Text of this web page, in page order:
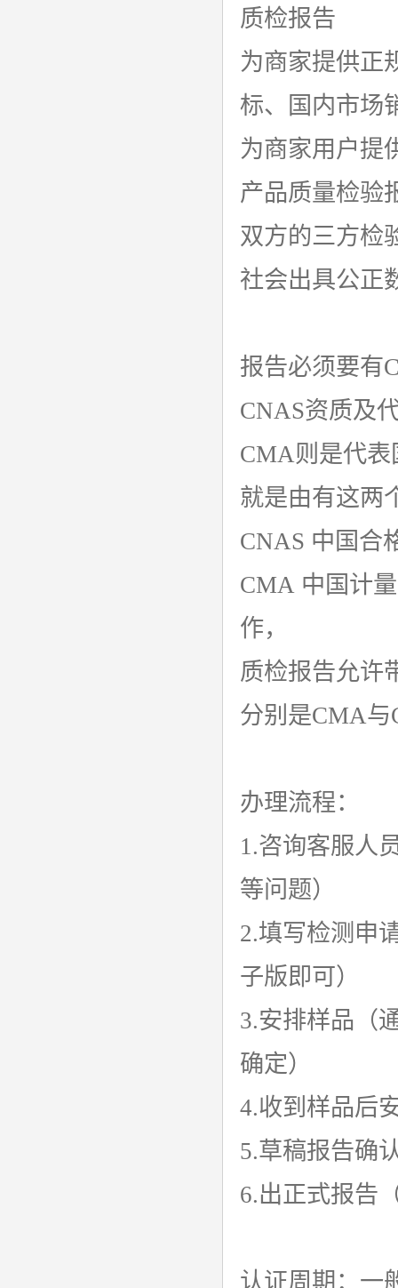
质检报告
为商家提供正
标、国内市场
为商家用户提
产品质量检验
双方的三方检
社会出具公正
报告必须要有
CNAS资质及
CMA则是代
就是由有这两
CNAS 中国合
CMA 中国计
作，
质检报告允许
分别是CMA与
办理流程：
1.咨询客服人
等问题）
2.填写检测申
子版即可）
3.安排样品（
确定）
4.收到样品后
5.草稿报告确
6.出正式报告
认证周期：一